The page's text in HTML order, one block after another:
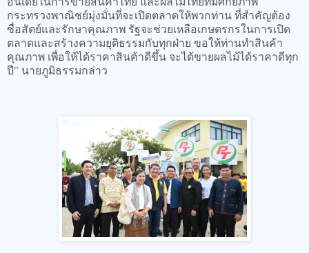
กระทรวงพาณิชย์มุ่งมั่นที่จะเปิดตลาดให้พวกท่าน ที่สำคัญต้อง
ซื่อสัตย์และรักษาคุณภาพ รัฐจะช่วยเหลือเกษตรกรในการเปิด
ตลาดและสร้างความยุติธรรมกับทุกฝ่าย ขอให้ท่านทำสินค้า
คุณภาพ เพื่อให้ได้ราคาสินค้าดีขึ้น จะได้ขายผลไม้ได้ราคาดีทุก
ปี” นายภูมิธรรมกล่าว